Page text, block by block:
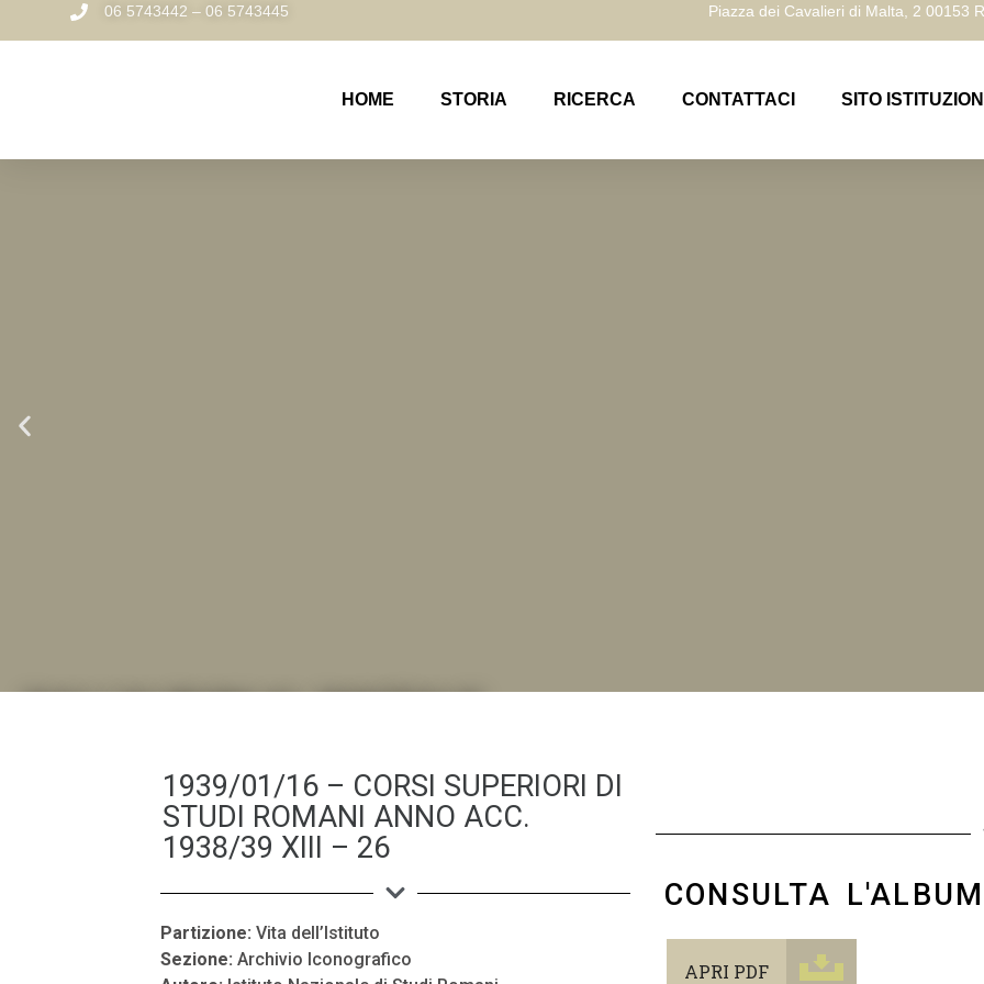
06 5743442 – 06 5743445 Piazza dei Cavalieri di Malta, 2 00153
HOME STORIA RICERCA CONTATTACI SITO
.LA "VITA DELL'ISTITUTO" ATTRAVERSO LE IMMAGINI
1939/01/16 – CORSI SUPERIORI DI
STUDI ROMANI ANNO ACC.
1938/39 XIII – 26
Partizione: Vita dell’Istituto
Sezione: Archivio Iconografico
CONSULTA L'ALBUM
APRI PDF